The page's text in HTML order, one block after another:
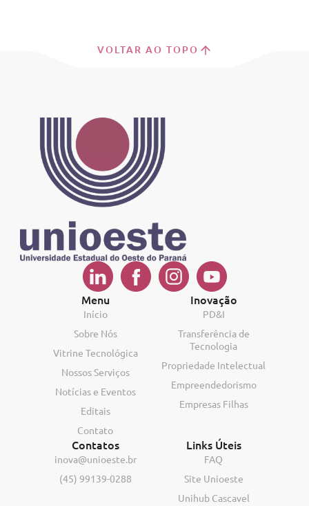
VOLTAR AO TOPO
Menu
Início
Sobre Nós
Vitrine Tecnológica
Nossos Serviços
Notícias e Eventos
Editais
Contato
Inovação
PD&I
Transferência de
Tecnologia
Propriedade Intelectual
Empreendedorismo
Empresas Filhas
Contatos
inova@unioeste.br
(45) 99139-0288
Links Úteis
FAQ
Site Unioeste
Unihub Cascavel